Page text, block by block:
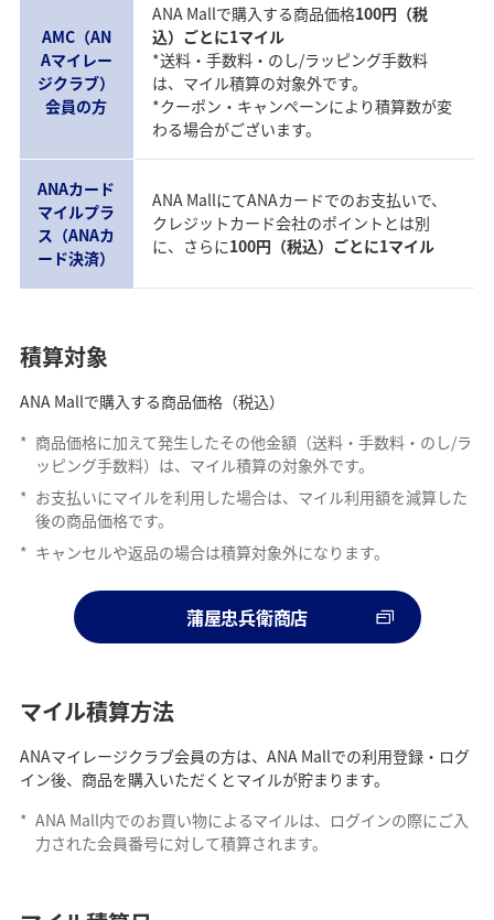
AMC（AN
Aマイレー
ジクラブ）
会員の方
ANA Mallで購入する商品価格100円（税
込）ごとに1マイル
*送料・手数料・のし/ラッピング手数料
は、マイル積算の対象外です。
*クーポン・キャンペーンにより積算数が変
わる場合がございます。
ANAカード
マイルプラ
ス（ANAカ
ード決済）
ANA MallにてANAカードでのお支払いで、
クレジットカード会社のポイントとは別
に、さらに100円（税込）ごとに1マイル
積算対象
ANA Mallで購入する商品価格（税込）
* 商品価格に加えて発生したその他金額（送料・手数料・のし/ラ
ッピング手数料）は、マイル積算の対象外です。
* お支払いにマイルを利用した場合は、マイル利用額を減算した
後の商品価格です。
* キャンセルや返品の場合は積算対象外になります。
蒲屋忠兵衛商店
マイル積算方法
ANAマイレージクラブ会員の方は、ANA Mallでの利用登録・ログ
イン後、商品を購入いただくとマイルが貯まります。
* ANA Mall内でのお買い物によるマイルは、ログインの際にご入
力された会員番号に対して積算されます。